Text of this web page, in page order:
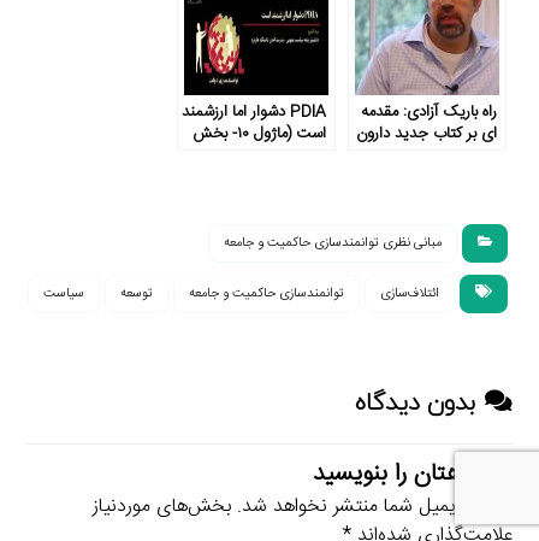
راه باریک آزادی: مقدمه
ای بر کتاب جدید دارون
PDIA دشوار اما ارزشمند
است (ماژول ۱۰- بخش
مبانی نظری توانمندسازی حاکمیت و جامعه
ائتلاف‌سازی توانمندسازی حاکمیت و جامعه توسعه سیاست
بدون دیدگاه
دیدگاهتان را بنویسید
نشانی ایمیل شما منتشر نخواهد شد. بخش‌های موردنیاز